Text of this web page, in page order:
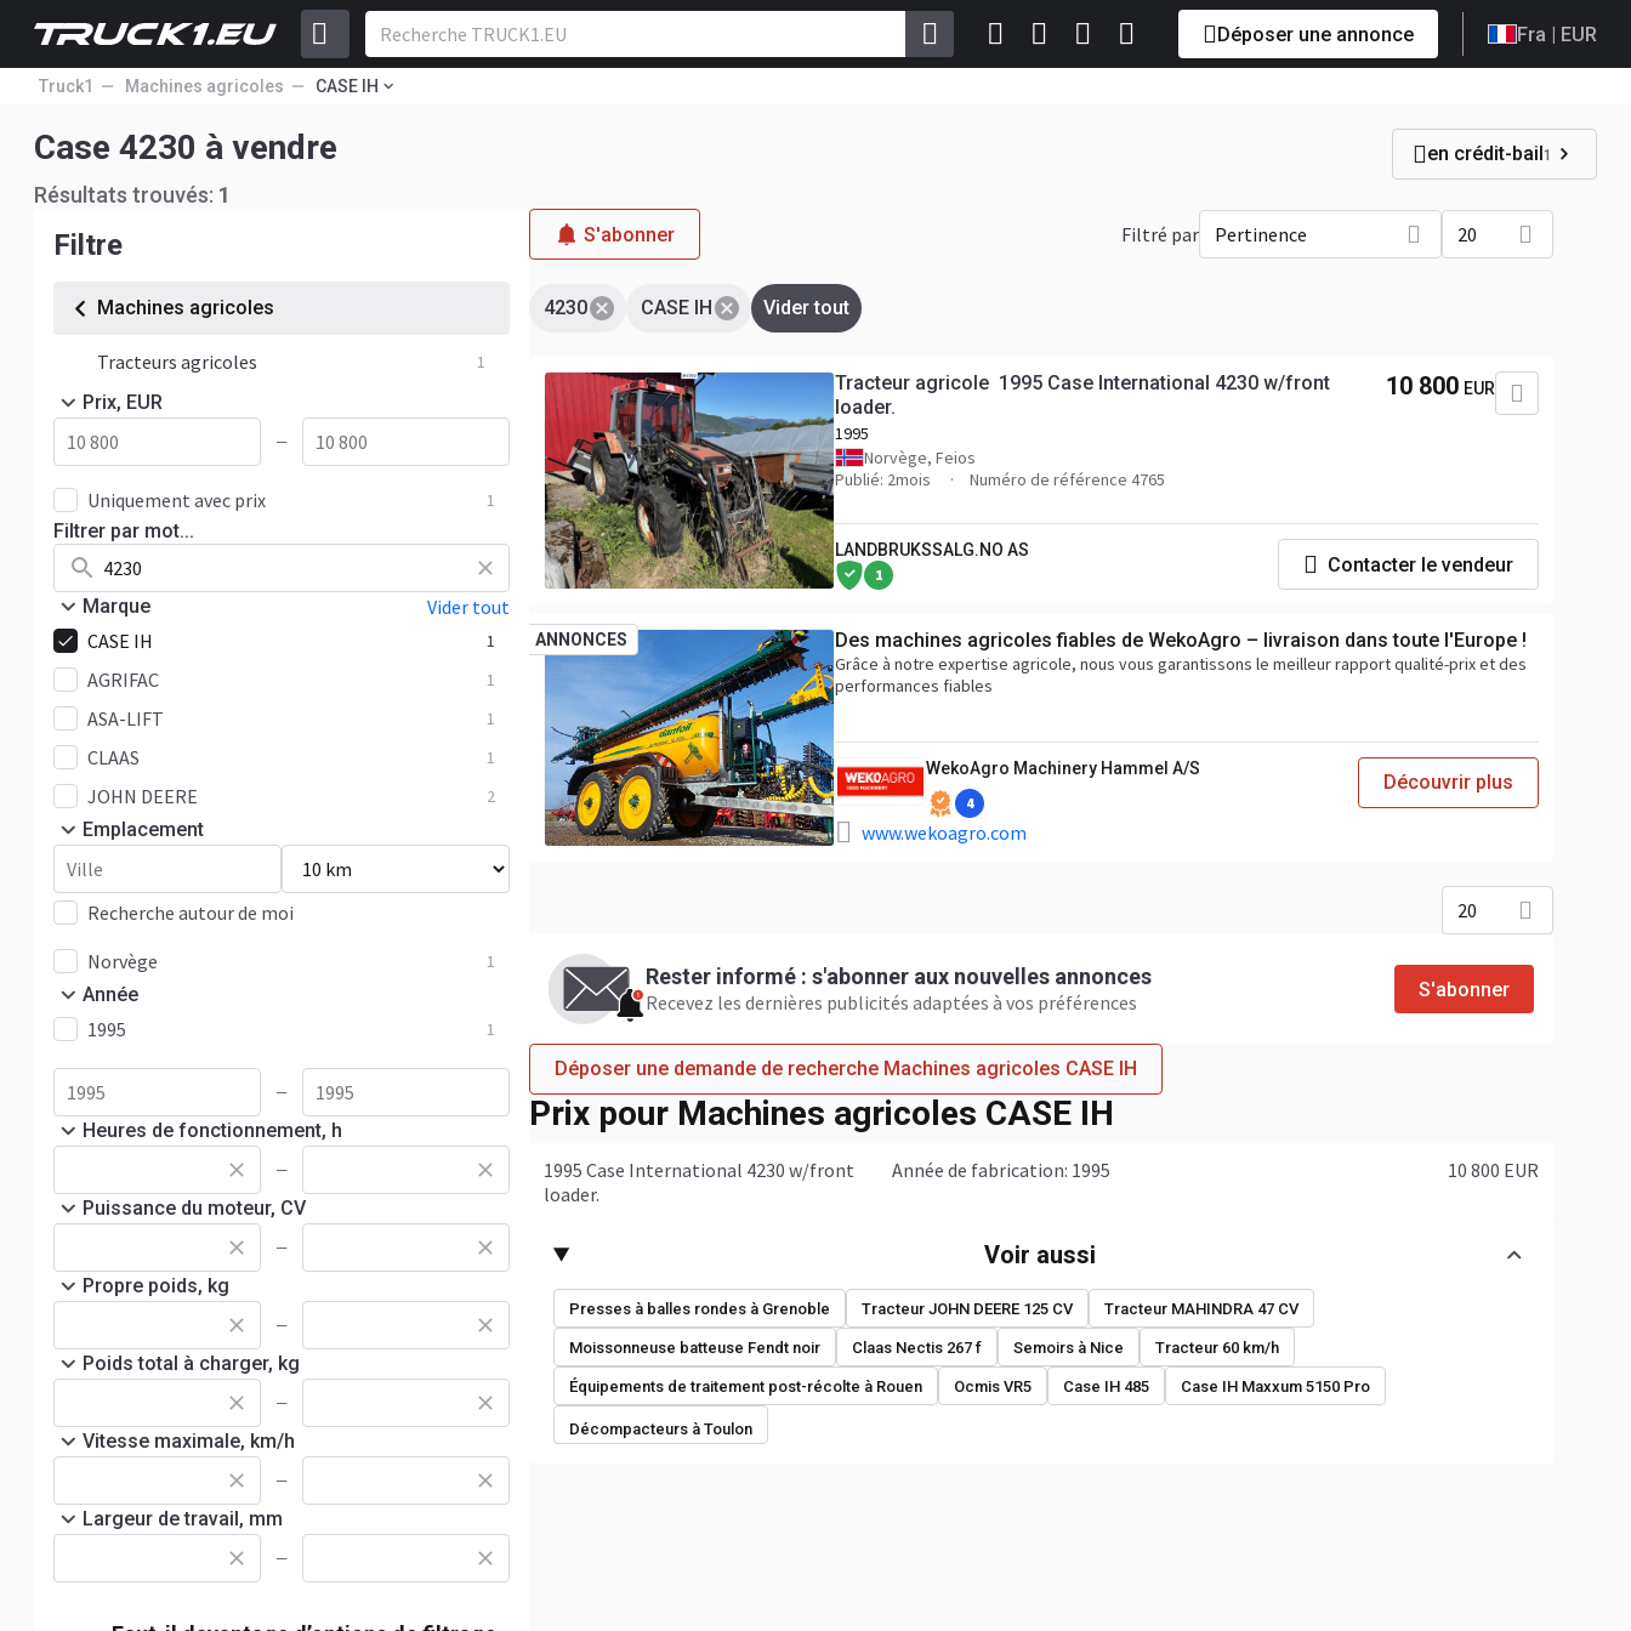
Déposer une annonce Fra | EUR
Truck1 Machines agricoles CASE IH
Case 4230 à vendre
Résultats trouvés: 1
en crédit-bail1
Filtre
Machines agricoles
Tracteurs agricoles 1
Prix, EUR
—
Uniquement avec prix 1
Filtrer par mot...
Marque
Vider tout
CASE IH
1
AGRIFAC 1
ASA-LIFT 1
CLAAS 1
JOHN DEERE 2
Emplacement
Recherche autour de moi
Norvège
1
Année
1995 1
—
Heures de fonctionnement, h
—
Puissance du moteur, CV
—
Propre poids, kg
—
Poids total à charger, kg
—
Vitesse maximale, km/h
—
Largeur de travail, mm
—
S'abonner Filtré par Pertinence 20
4230 CASE IH Vider tout
Tracteur agricole 1995 Case International 4230 w/front
loader.
1995
Norvège, Feios
Publié: 2mois
Numéro de référence 4765
10 800 EUR
LANDBRUKSSALG.NO AS
1 Contacter le vendeur
ANNONCES Des machines agricoles fiables de WekoAgro – livraison dans toute l'Europe !
Grâce à notre expertise agricole, nous vous garantissons le meilleur rapport qualité-prix et des
performances fiables
WekoAgro Machinery Hammel A/S
4
www.wekoagro.com
Découvrir plus
20
Rester informé : s'abonner aux nouvelles annonces
Recevez les dernières publicités adaptées à vos préférences
S'abonner
Déposer une demande de recherche Machines agricoles CASE IH
Prix pour Machines agricoles CASE IH
1995 Case International 4230 w/front
loader.
année de fabrication: 1995 10 800 EUR
Voir aussi
Presses à balles rondes à Grenoble Tracteur JOHN DEERE 125 CV Tracteur MAHINDRA 47 CV
Moissonneuse batteuse Fendt noir Claas Nectis 267 f Semoirs à Nice Tracteur 60 km/h
Équipements de traitement post-récolte à Rouen Ocmis VR5 Case IH 485 Case IH Maxxum 5150 Pro
Décompacteurs à Toulon